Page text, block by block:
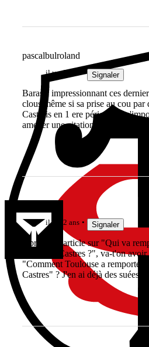
pascalbulroland
il y a 2 ans Signaler
Barassi impressionnant ces
clous même si sa prise au cou
Castrais en 1 ere période ne
amener une citation
il y a 2 ans Signaler
Après 143 article sur "Qui va
Toulouse/Castres ?", va-t'on
"Comment Toulouse a remporté
Castres" ? J'en ai déjà des suées...